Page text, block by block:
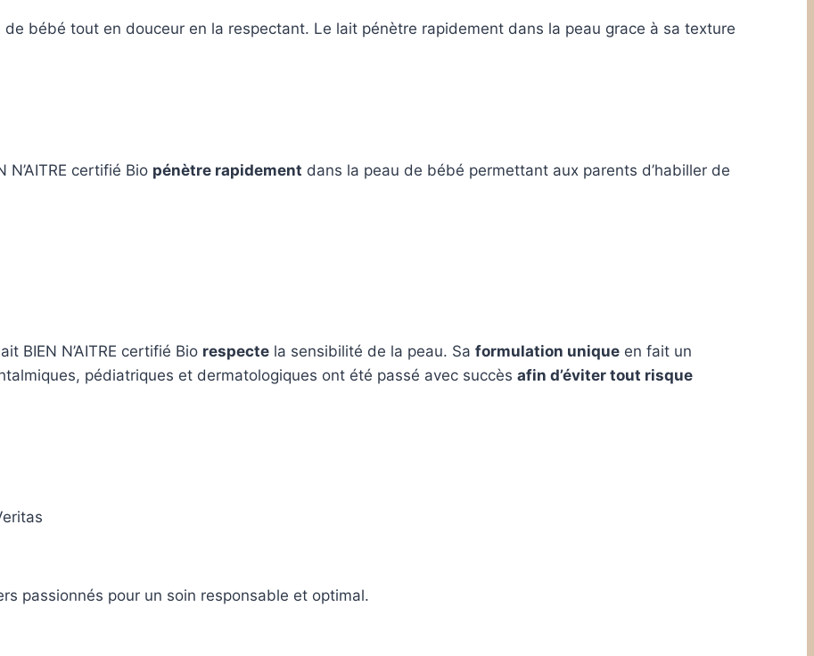
de bébé tout en douceur en la respectant. Le lait pénètre rapidement dans la peau grace à sa texture
certifié Bio pénètre rapidement dans la peau de bébé permettant aux parents d’habiller de
BIEN N’AITRE certifié Bio respecte la sensibilité de la peau. Sa formulation unique en fait un
pédiatriques et dermatologiques ont été passé avec succès afin d’éviter tout risque
passionnés pour un soin responsable et optimal.